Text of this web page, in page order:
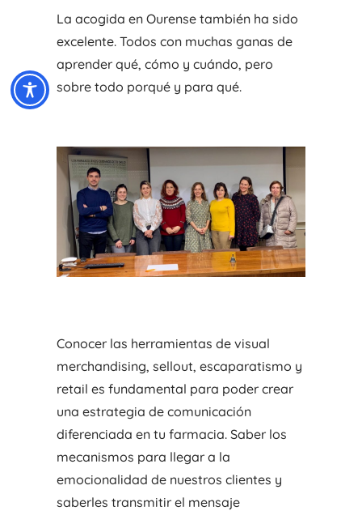
La acogida en Ourense también ha sido
excelente. Todos con muchas ganas de
aprender qué, cómo y cuándo, pero
sobre todo porqué y para qué.
Conocer las herramientas de visual
merchandising, sellout, escaparatismo y
retail es fundamental para poder crear
una estrategia de comunicación
diferenciada en tu farmacia. Saber los
mecanismos para llegar a la
emocionalidad de nuestros clientes y
saberles transmitir el mensaje